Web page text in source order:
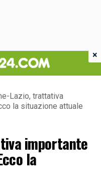
Lazio, trattativa
la situazione attuale
importante
la
×